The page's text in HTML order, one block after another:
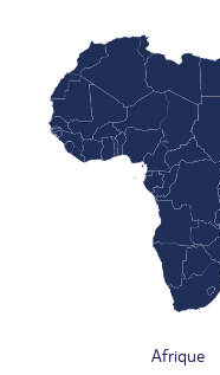
Afrique